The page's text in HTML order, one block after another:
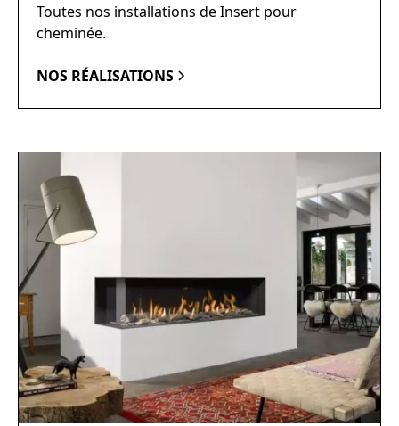
Toutes nos installations de Insert pour
cheminée.
NOS RÉALISATIONS